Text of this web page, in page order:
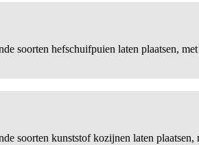
soorten hefschuifpuien laten plaatsen,
soorten kunststof kozijnen laten